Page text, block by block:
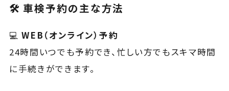
🛠 車検予約の主な方法
💻WEB（オンライン）予約
24時間いつでも予約でき、忙しい方でもスキマ時間
に手続きができます。